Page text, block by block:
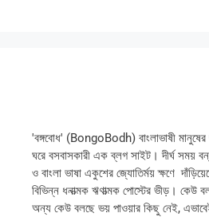
'বঙ্গবোধ' (BongoBodh) বাংলাভাষী মানুষের
ঘরে বসবাসকারী এক ব্লগ সাইট। দীর্ঘ সময়
ও বাংলা ভাষা একুশের জ্যোতির্ময় ক্ষণে
বিভিন্ন ধনাত্মক ঋণাত্মক পোস্টের ভীড়। কেউ
অন্য কেউ বলছে ভয় পাওয়ার কিছু নেই,